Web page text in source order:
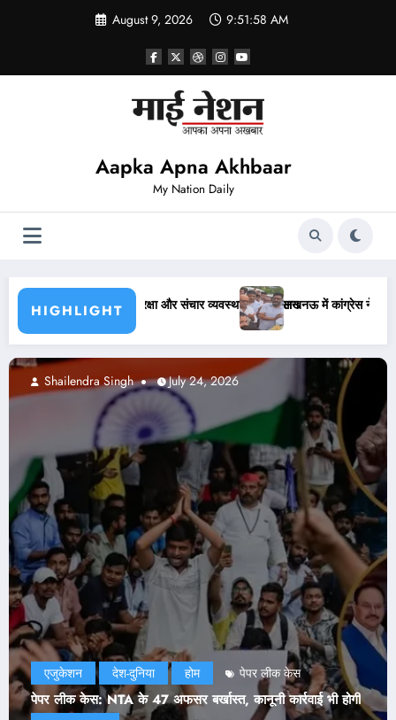
August 9, 2026 9:52:00 AM
Aapka Apna Akhbaar
My Nation Daily
HIGHLIGHT
आसानलखनऊ में कांग्रेस ने निकाला कैंडल मार्च, अजय राय की पुलिस से हुई बहस
होगी
एजुकेशन दिल्ली देश-दुनिया राजनीति होम
NEET Paper Leak: सरकार ने मानी CJP की दो डिमांड!
ने भी जारी किया बयान
Abhishek pandey July 24, 2026